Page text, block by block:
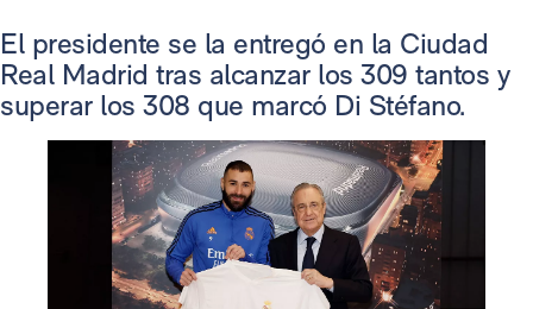
El presidente se la entregó en la Ciudad
Real Madrid tras alcanzar los 309 tantos y
superar los 308 que marcó Di Stéfano.